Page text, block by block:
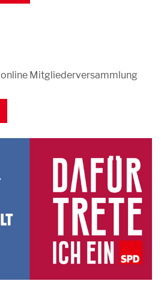
online Mitgliederversammlung